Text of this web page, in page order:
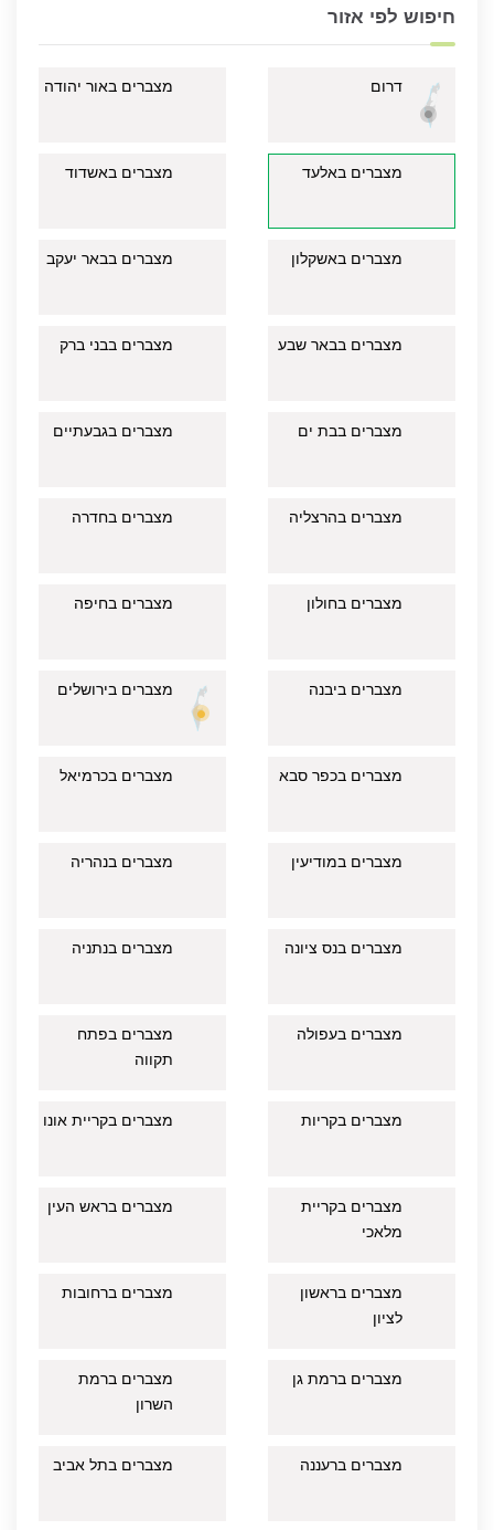
חיפוש לפי אזור
דרום מצברים באור יהודה
מצברים באלעד מצברים באשדוד
מצברים באשקלון מצברים בבאר יעקב
מצברים בבאר שבע מצברים בבני ברק
מצברים בבת ים מצברים בגבעתיים
מצברים בהרצליה מצברים בחדרה
מצברים בחולון מצברים בחיפה
מצברים ביבנה מצברים בירושלים
מצברים בכפר סבא מצברים בכרמיאל
מצברים במודיעין מצברים בנהריה
מצברים בנס ציונה מצברים בנתניה
מצברים בעפולה
מצברים בפתח
תקווה
מצברים בקריות מצברים בקריית אונו
מצברים בקריית
מלאכי
מצברים בראש העין
מצברים בראשון
לציון
מצברים ברחובות
מצברים ברמת גן
מצברים ברמת
השרון
מצברים ברעננה מצברים בתל אביב